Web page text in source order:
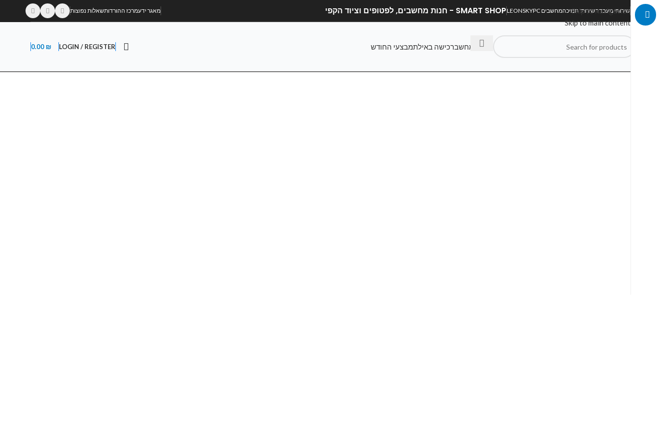
Skip to navigation
Skip to main content
שירותי מעבדהשירותי תמיכהמחשבים LEONSKYPC SMART SHOP - חנות מחשבים, לפטופים וציוד הקפי מאגר ידעמרכז ההורדותשאלות נפוצות
בנה מחשברכישה באילתמבצעי החודש LOGIN / REGISTER
0.00 ₪